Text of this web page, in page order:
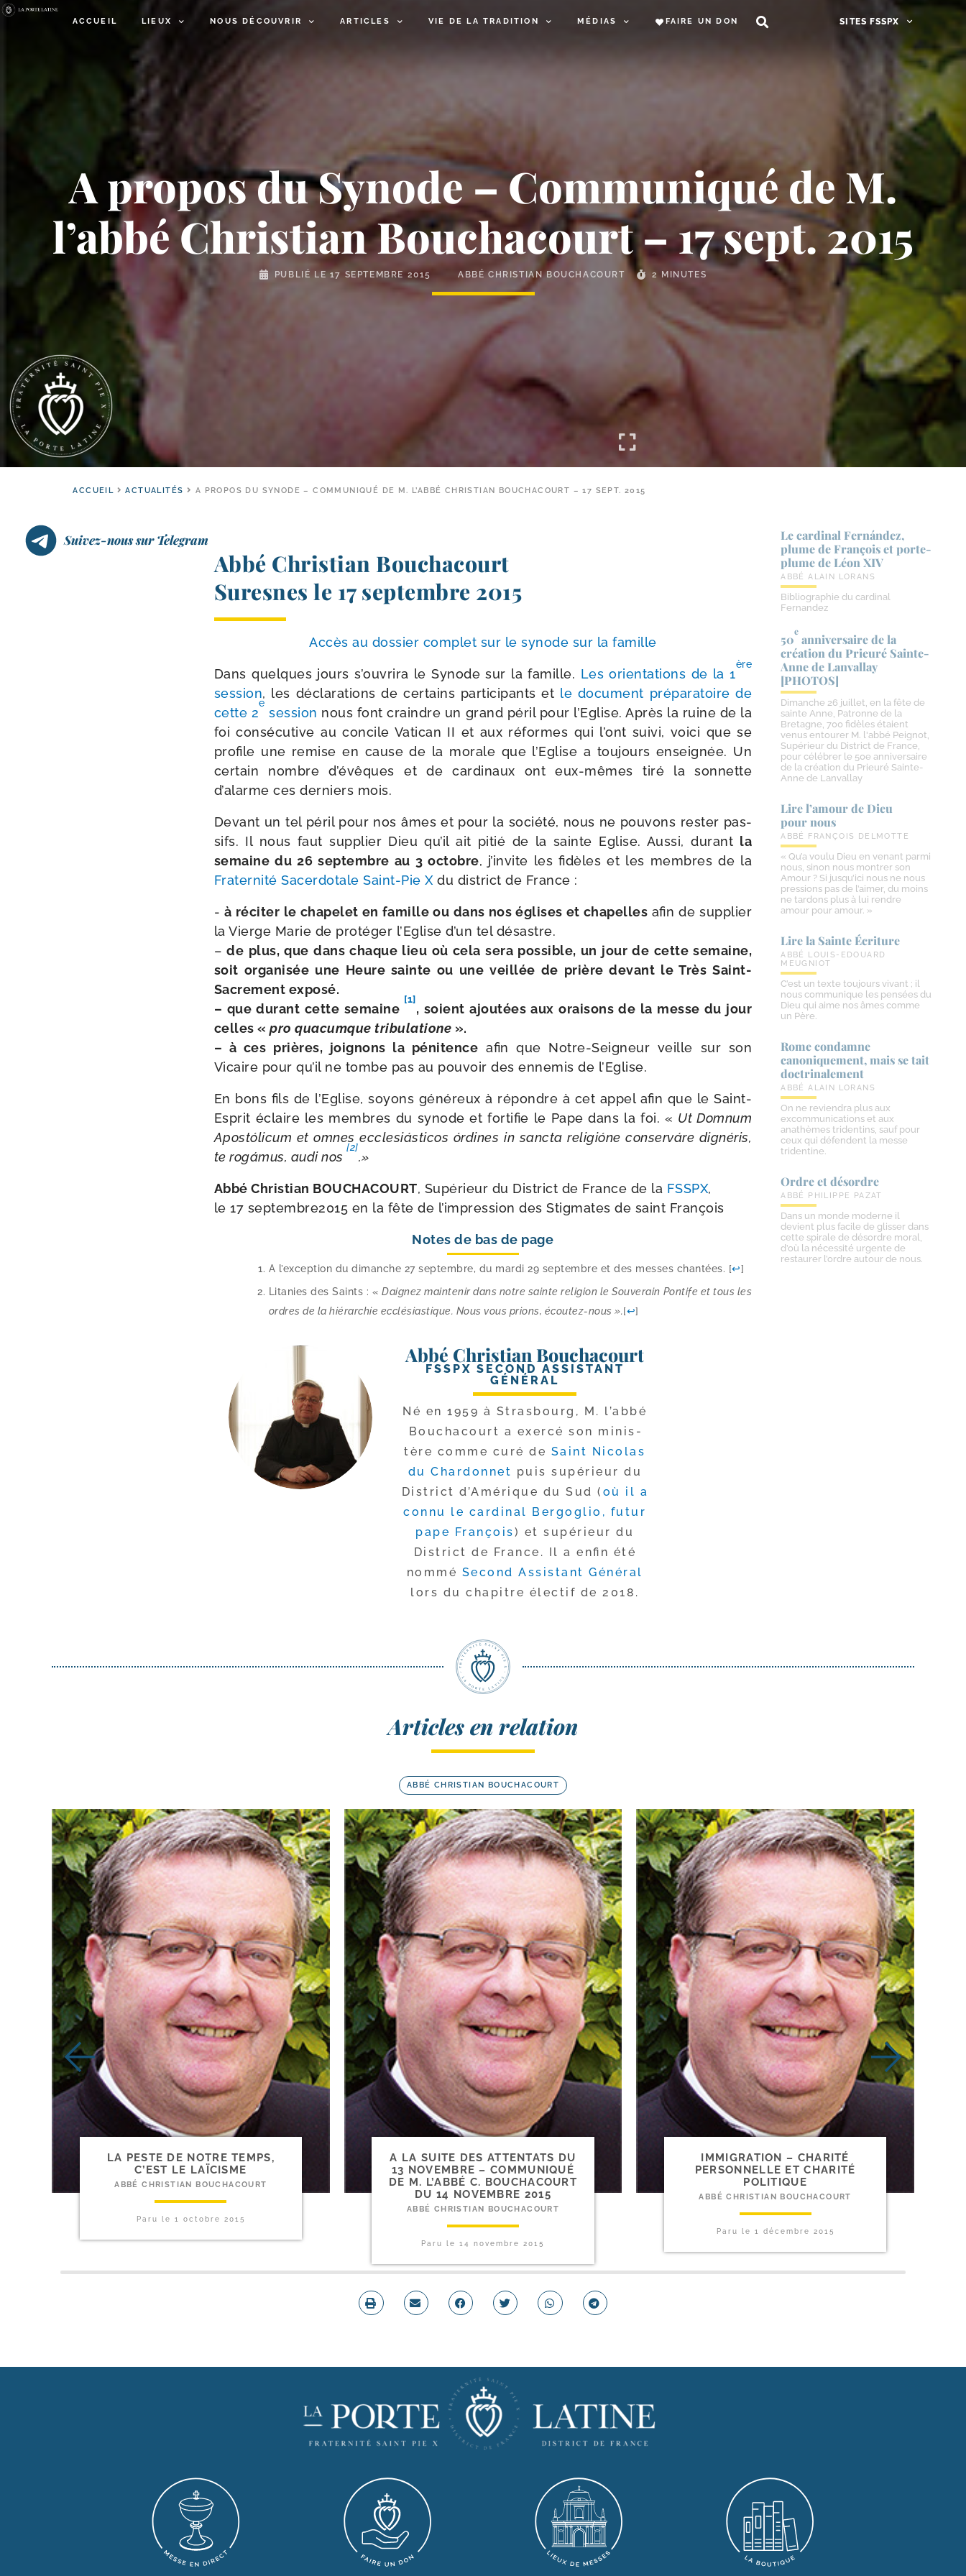
ACCUEIL LIEUX NOUS DÉCOUVRIR ARTICLES VIE DE LA TRADITION MÉDIAS FAIRE UN DON SITES FSSPX
A propos du Synode – Communiqué de M.
l’abbé Christian Bouchacourt – 17 sept. 2015
PUBLIÉ LE 17 SEPTEMBRE 2015 ABBÉ CHRISTIAN BOUCHACOURT 2 MINUTES
ACCUEIL ACTUALITÉS A PROPOS DU SYNODE – COMMUNIQUÉ DE M. L’ABBÉ CHRISTIAN BOUCHACOURT – 17 SEPT. 2015
Suivez-nous sur Telegram
Abbé Christian Bouchacourt
Suresnes le 17 septembre 2015
Accès au dos­sier com­plet sur le synode sur la famille
Dans quelques jours s’ouvrira le Synode sur la famille. Les orien­ta­tions de la 1
ère
ses­sion, les décla­ra­tions de cer­tains par­ti­ci­pants et le docu­ment pré­pa­ra­toire de
cette 2
e
ses­sion nous font craindre un grand péril pour l’Eglise. Après la ruine de la
foi consé­cu­tive au concile Vatican II et aux réformes qui l’ont sui­vi, voi­ci que se
pro­file une remise en cause de la morale que l’Eglise a tou­jours ensei­gnée. Un
cer­tain nombre d’évêques et de car­di­naux ont eux-​mêmes tiré la son­nette
d’alarme ces der­niers mois.
Devant un tel péril pour nos âmes et pour la socié­té, nous ne pou­vons res­ter pas­
sifs. Il nous faut sup­plier Dieu qu’il ait pitié de la sainte Eglise. Aussi, durant la
semaine du 26 sep­tembre au 3 octobre, j’invite les fidèles et les membres de la
Fraternité Sacerdotale Saint-​Pie Xdu dis­trict de France :
-à réci­ter le cha­pe­let en famille ou dans nos églises et cha­pelles afin de sup­plier
la Vierge Marie de pro­té­ger l’Eglise d’un tel désastre.
–de plus, que dans chaque lieu où cela sera pos­sible, un jour de cette semaine,
soit orga­ni­sée une Heure sainte ou une veillée de prière devant le Très Saint-
Sacrement expo­sé.
– que durant cette semaine
[1]
, soient ajou­tées aux orai­sons de la messe du jour
celles «pro qua­cumque tri­bu­la­tione ».
– à ces prières, joi­gnons la péni­tence afin que Notre-​Seigneur veille sur son
Vicaire pour qu’il ne tombe pas au pou­voir des enne­mis de l’Eglise.
En bons fils de l’Eglise, soyons géné­reux à répondre à cet appel afin que le Saint-​
Esprit éclaire les membres du synode et for­ti­fie le Pape dans la foi. « Ut Domnum
Apostólicum et omnes eccle­siás­ti­cos órdines in sanc­ta reli­gióne conserváre digné­ris,
te rogá­mus, audi nos
[2]
.»
Abbé Christian BOUCHACOURT, Supérieur du District de France de la FSSPX,
le 17 septembre2015 en la fête de l’im­pres­sion des Stigmates de saint François
Notes de bas de page
A l’exception du dimanche 27 sep­tembre, du mar­di 29 sep­tembre et des messes chan­tées. [↩]
Litanies des Saints : «Daignez main­te­nir dans notre sainte reli­gion le Souverain Pontife et tous les
ordres de la hié­rar­chie ecclé­sias­tique. Nous vous prions, écoutez-​nous ».[↩]
Abbé Christian Bouchacourt
FSSPX SECOND ASSISTANT
GÉNÉRAL
Né en 1959 à Strasbourg, M. l’ab­bé
Bouchacourt a exer­cé son minis­
tère comme curé de Saint Nicolas
du Chardonnet puis supé­rieur du
District d’Amérique du Sud ( où il a
connu le car­di­nal Bergoglio, futur
pape François) et supé­rieur du
District de France. Il a enfin été
nom­mé Second Assistant Général
lors du cha­pitre élec­tif de 2018.
Le cardinal Fernández,
plume de François et porte-​
plume de Léon XIV
ABBÉ ALAIN LORANS
Bibliographie du cardinal
Fernandez
50
e
anniversaire de la
création du Prieuré Sainte-​
Anne de Lanvallay
[PHOTOS]
Dimanche 26 juillet, en la fête de
sainte Anne, Patronne de la
Bretagne, 700 fidèles étaient
venus entourer M. l'abbé Peignot,
Supérieur du District de France,
pour célébrer le 50e anniversaire
de la création du Prieuré Sainte-
Anne de Lanvallay
Lire l’amour de Dieu
pour nous
ABBÉ FRANÇOIS DELMOTTE
« Qu’a voulu Dieu en venant parmi
nous, sinon nous montrer son
Amour ? Si jusqu’ici nous ne nous
pressions pas de l’aimer, du moins
ne tardons plus à lui rendre
amour pour amour. »
Lire la Sainte Écriture
ABBÉ LOUIS-EDOUARD
MEUGNIOT
C’est un texte toujours vivant ; il
nous communique les pensées du
Dieu qui aime nos âmes comme
un Père.
Rome condamne
canoniquement, mais se tait
doctrinalement
ABBÉ ALAIN LORANS
On ne reviendra plus aux
excommunications et aux
anathèmes tridentins, sauf pour
ceux qui défendent la messe
tridentine.
Ordre et désordre
ABBÉ PHILIPPE PAZAT
Dans un monde moderne il
devient plus facile de glisser dans
cette spirale de désordre moral,
d’où la nécessité urgente de
restaurer l’ordre autour de nous.
Articles en relation
ABBÉ CHRISTIAN BOUCHACOURT
LA PESTE DE NOTRE TEMPS,
C’EST LE LAÏCISME
ABBÉ CHRISTIAN BOUCHACOURT
Paru le 1 octobre 2015
A LA SUITE DES ATTENTATS DU
13 NOVEMBRE – COMMUNIQUÉ
DE M. L’ABBÉ C. BOUCHACOURT
DU 14 NOVEMBRE 2015
ABBÉ CHRISTIAN BOUCHACOURT
Paru le14 novembre 2015
IMMIGRATION – CHARITÉ
PERSONNELLE ET CHARITÉ
POLITIQUE
ABBÉ CHRISTIAN BOUCHACOURT
Paru le 1 décembre 2015